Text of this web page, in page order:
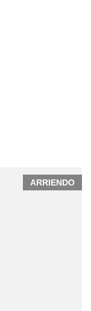
ARRIENDO